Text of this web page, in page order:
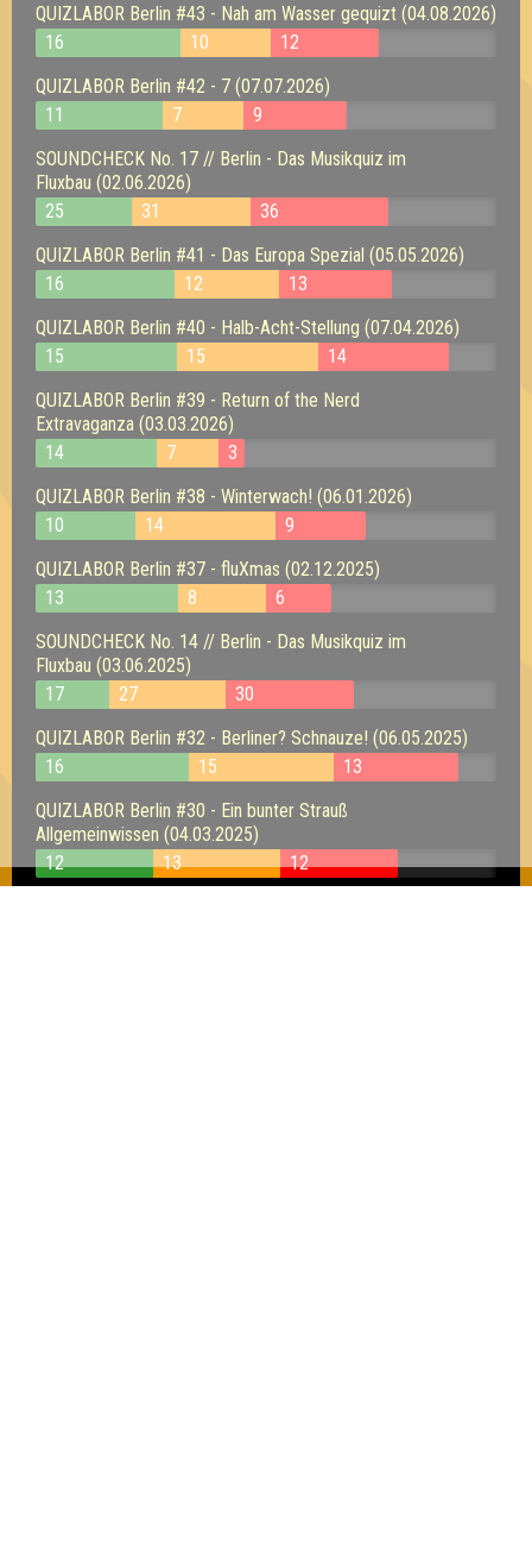
QUIZLABOR Berlin #43 - Nah am Wasser gequizt (04.08.2026)
16
10
12
QUIZLABOR Berlin #42 - 7 (07.07.2026)
11
7
9
SOUNDCHECK No. 17 // Berlin - Das Musikquiz im
Fluxbau (02.06.2026)
25
31
36
QUIZLABOR Berlin #41 - Das Europa Spezial (05.05.2026)
16
12
13
QUIZLABOR Berlin #40 - Halb-Acht-Stellung (07.04.2026)
15
15
14
QUIZLABOR Berlin #39 - Return of the Nerd
Extravaganza (03.03.2026)
14
7
3
QUIZLABOR Berlin #38 - Winterwach! (06.01.2026)
10
14
9
QUIZLABOR Berlin #37 - fluXmas (02.12.2025)
13
8
6
SOUNDCHECK No. 14 // Berlin - Das Musikquiz im
Fluxbau (03.06.2025)
17
27
30
QUIZLABOR Berlin #32 - Berliner? Schnauze! (06.05.2025)
16
15
13
QUIZLABOR Berlin #30 - Ein bunter Strauß
Allgemeinwissen (04.03.2025)
12
13
12